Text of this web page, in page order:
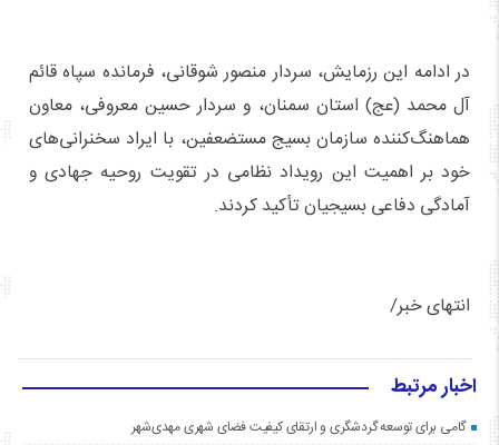
در ادامه این رزمایش، سردار منصور شوقانی، فرمانده سپاه قائم
آل محمد (عج) استان سمنان، و سردار حسین معروفی، معاون
هماهنگ‌کننده سازمان بسیج مستضعفین، با ایراد سخنرانی‌های
خود بر اهمیت این رویداد نظامی در تقویت روحیه جهادی و
آمادگی دفاعی بسیجیان تأکید کردند.
انتهای خبر/
اخبار مرتبط
گامی برای توسعه گردشگری و ارتقای کیفیت فضای شهری مهدی‌شهر